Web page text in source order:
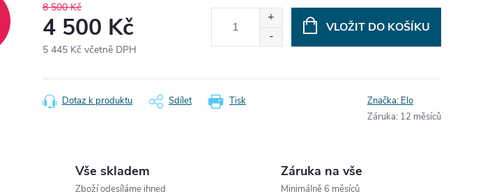
8 500 Kč
4 500 Kč
5 445 Kč včetně DPH
cena:
VLOŽIT DO KOŠÍKU
Tisk
Dotaz k produktu Sdílet Značka: Elo
Záruka: 12 měsíců
Vše skladem
Zboží odesíláme ihned
Záruka na vše
Minimálně 6 měsíců